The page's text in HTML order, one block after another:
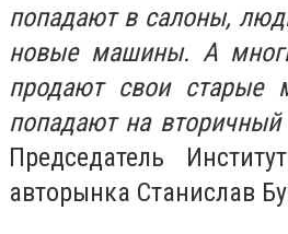
попадают в салоны,
новые машины. А
продают свои
попадают на
Председатель
авторынка Станислав